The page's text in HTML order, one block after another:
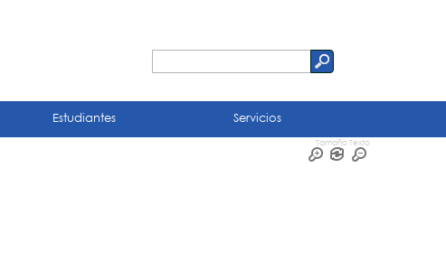
Estudiantes Servicios
Tamaño Texto